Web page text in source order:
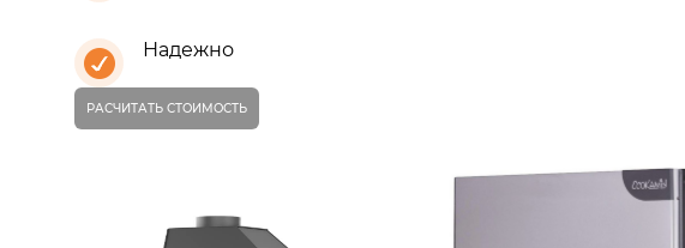
Надежно
РАСЧИТАТЬ СТОИМОСТЬ